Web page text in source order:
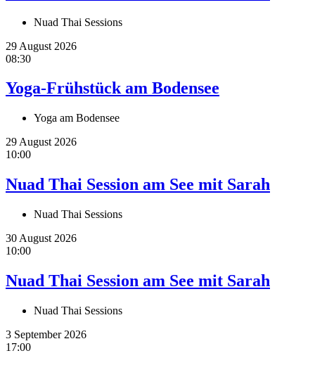
Nuad Thai Sessions
29 August 2026
08:30
Yoga-Frühstück am Bodensee
Yoga am Bodensee
29 August 2026
10:00
Nuad Thai Session am See mit Sarah
Nuad Thai Sessions
30 August 2026
10:00
Nuad Thai Session am See mit Sarah
Nuad Thai Sessions
3 September 2026
17:00